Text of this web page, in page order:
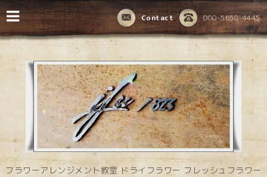
080-5658-4445
Contact
フラワーアレンジメント教室 ドライフラワー フレッシュフラワー